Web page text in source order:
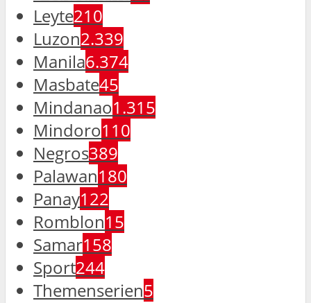
Leyte210
Luzon2.339
Manila6.374
Masbate45
Mindanao1.315
Mindoro110
Negros389
Palawan180
Panay122
Romblon15
Samar158
Sport244
Themenserien5